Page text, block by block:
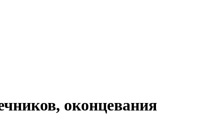
оконцевания